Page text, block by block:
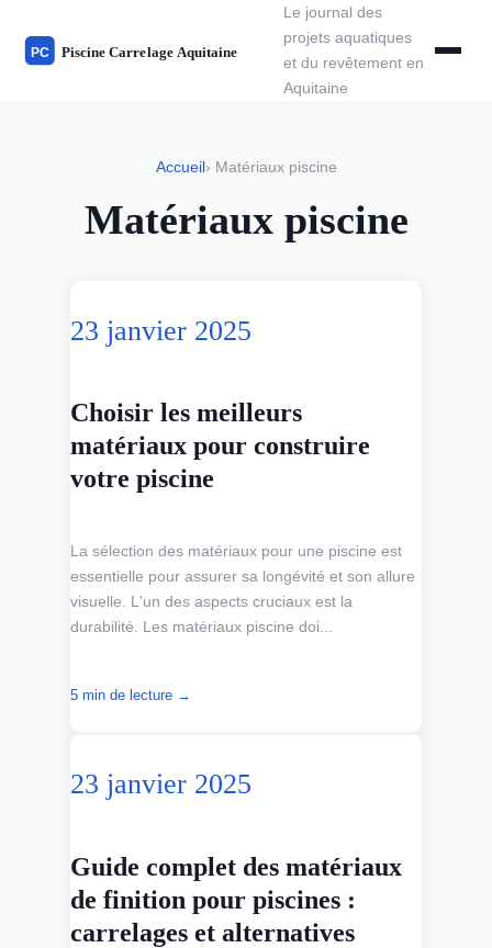
Le journal des
projets aquatiques
et du revêtement en
Aquitaine
Accueil › Matériaux piscine
Matériaux piscine
23 janvier 2025
Choisir les meilleurs
matériaux pour construire
votre piscine
La sélection des matériaux pour une piscine est
essentielle pour assurer sa longévité et son allure
visuelle. L'un des aspects cruciaux est la
durabilité. Les matériaux piscine doi...
5 min de lecture →
23 janvier 2025
Guide complet des matériaux
de finition pour piscines :
carrelages et alternatives